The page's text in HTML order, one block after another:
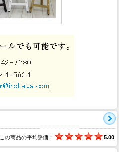
この商品の平均評価： 5.00